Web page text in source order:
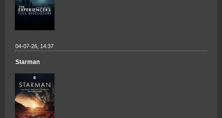
04-07-26, 14:37
Starman